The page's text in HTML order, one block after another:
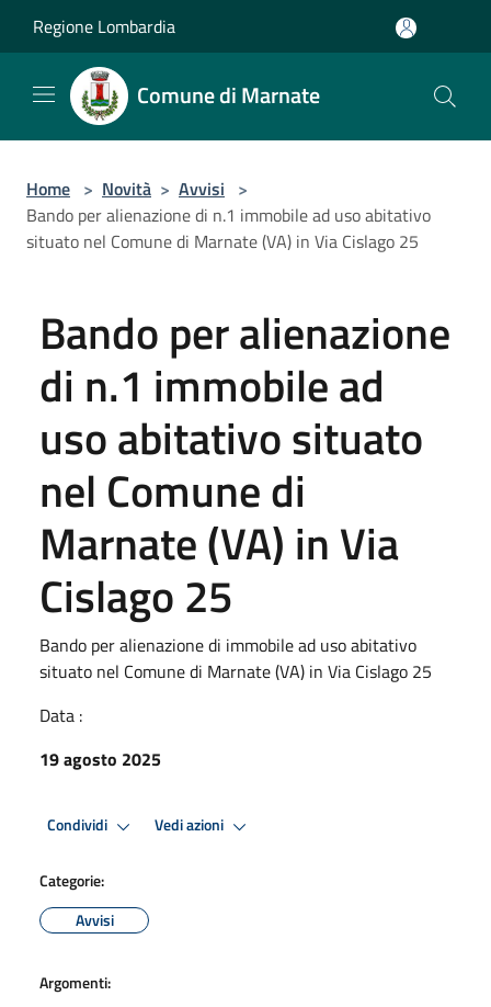
Regione Lombardia
Comune di Marnate
Home > Novità > Avvisi >
Bando per alienazione di n.1 immobile ad uso abitativo
situato nel Comune di Marnate (VA) in Via Cislago 25
Bando per alienazione
di n.1 immobile ad
uso abitativo situato
nel Comune di
Marnate (VA) in Via
Cislago 25
Bando per alienazione di immobile ad uso abitativo
situato nel Comune di Marnate (VA) in Via Cislago 25
Data :
19 agosto 2025
Condividi Vedi azioni
Categorie:
Avvisi
Argomenti: